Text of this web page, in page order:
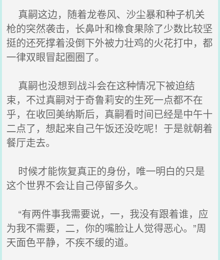
真嗣这边，随着龙卷风、沙尘暴和种子机关
枪的突然袭击，长鼻叶和橡食果除了少数比较坚
挺的还死撑着没倒下外被力壮鸡的火花打中，都
一律双眼冒起圈圈了。
真嗣也没想到战斗会在这种情况下被迫结
束，不过真嗣对于奇鲁莉安的生死一点都不在
乎，在收回美纳斯后，真嗣看时间已经是中午十
二点了，想起来自己午饭还没吃呢！于是就朝着
餐厅走去。
时候才能恢复真正的身份，唯一明白的只是
这个世界不会让自己停留多久。
“有两件事我需要说，一，我没有跟着谁，应
为我不需要，二，你的嘴脸让人觉得恶心。”周
天面色平静，不疾不缓的道。